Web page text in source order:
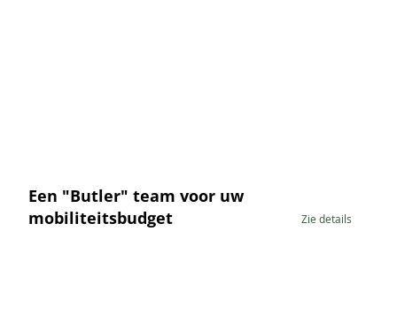
Een "Butler" team voor uw
mobiliteitsbudget
Zie details